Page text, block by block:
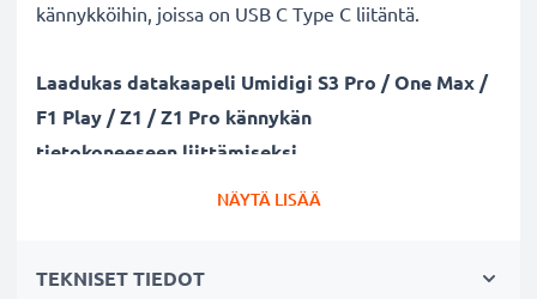
kännykköihin, joissa on USB C Type C liitäntä.
Laadukas datakaapeli Umidigi S3 Pro / One Max /
F1 Play / Z1 / Z1 Pro kännykän
tietokoneeseen liittämiseksi
✔ Turvallinen tiedonsiirto - johto dokumenttien,
✔ Ohjelmistopäivitykset - suuren tietomäärän siirto
NÄYTÄ LISÄÄ
TEKNISET TIEDOT